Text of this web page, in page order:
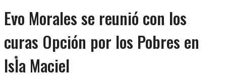
Lanús
Lomas
Evo Morales se reunió con los
curas Opción por los Pobres en
Isla Maciel